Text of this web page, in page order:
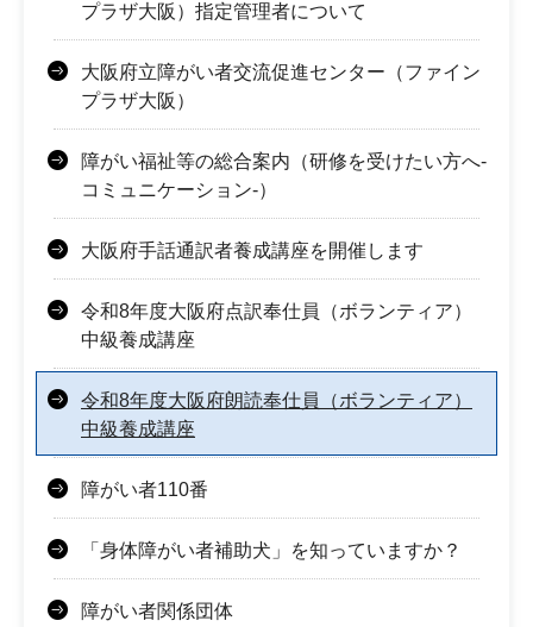
プラザ大阪）指定管理者について
大阪府立障がい者交流促進センター（ファイン
プラザ大阪）
障がい福祉等の総合案内（研修を受けたい方へ-
コミュニケーション-）
大阪府手話通訳者養成講座を開催します
令和8年度大阪府点訳奉仕員（ボランティア）
中級養成講座
令和8年度大阪府朗読奉仕員（ボランティア）
中級養成講座
障がい者110番
「身体障がい者補助犬」を知っていますか？
障がい者関係団体